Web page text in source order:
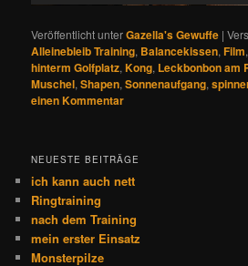
Veröffentlicht unterGazella's Gewuffe |
Alleinebleib Training, Balancekissen,Film
hinterm Golfplatz,Kong, Leckbonbon am
Muschel,Shapen,Sonnenaufgang,
einen Kommentar
NEUESTE BEITRÄGE
ich kann auch nett
Ringtraining
nach dem Training
mein erster Einsatz
Monsterpilze